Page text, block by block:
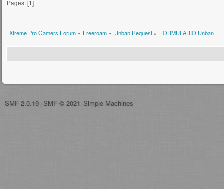
Pages: [1]
Xtreme Pro Gamers Forum» Freeroam » Unban Request» FORMULARIO Unban
SMF 2.0.19 | SMF © 2021 Simple Machines